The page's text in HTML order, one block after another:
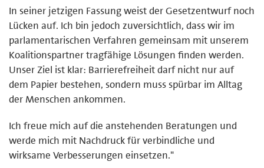
In seiner jetzigen Fassung weist der Gesetzentwurf noch
Lücken auf. Ich bin jedoch zuversichtlich, dass wir im
parlamentarischen Verfahren gemeinsam mit unserem
Koalitionspartner tragfähige Lösungen finden werden.
Unser Ziel ist klar: Barrierefreiheit darf nicht nur auf
dem Papier bestehen, sondern muss spürbar im Alltag
der Menschen ankommen.
Ich freue mich auf die anstehenden Beratungen und
werde mich mit Nachdruck für verbindliche und
wirksame Verbesserungen einsetzen."